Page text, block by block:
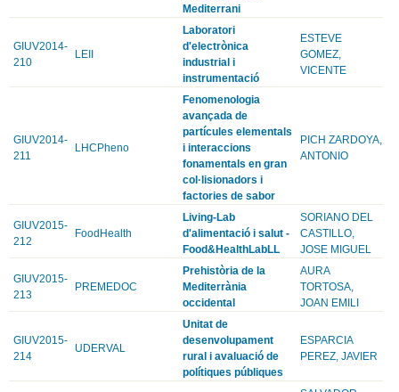
Mediterrani
GIUV2014-
210
LEII
Laboratori
d'electrònica
industrial i
instrumentació
ESTEVE
GOMEZ,
VICENTE
GIUV2014-
211
LHCPheno
Fenomenologia
avançada de
partícules elementals
i interaccions
fonamentals en gran
col·lisionadors i
factories de sabor
PICH ZARDOYA,
ANTONIO
GIUV2015-
212
FoodHealth
Living-Lab
d'alimentació i salut -
Food&HealthLabLL
SORIANO DEL
CASTILLO,
JOSE MIGUEL
GIUV2015-
213
PREMEDOC
Prehistòria de la
Mediterrània
occidental
AURA
TORTOSA,
JOAN EMILI
GIUV2015-
214
UDERVAL
Unitat de
desenvolupament
rural i avaluació de
polítiques públiques
ESPARCIA
PEREZ, JAVIER